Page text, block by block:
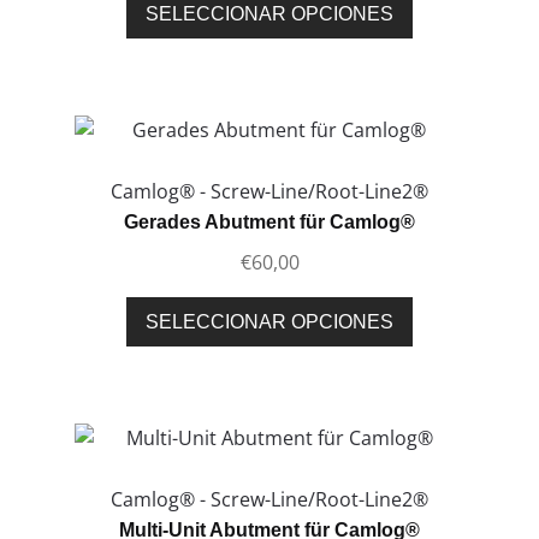
producto
SELECCIONAR OPCIONES
producto
variantes.
opciones
se
en
Camlog® - Screw-Line/Root-Line2®
Gerades Abutment für Camlog®
€60,00
SELECCIONAR OPCIONES
producto
variantes.
opciones
se
Camlog® - Screw-Line/Root-Line2®
Multi-Unit Abutment für Camlog®